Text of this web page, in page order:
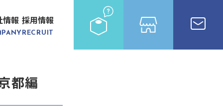
情報 採用情報
RECRUIT
都編